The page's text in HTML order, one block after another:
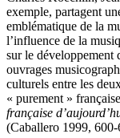
exemple, partagent
emblématique de la
l’influence de la
sur le développement
ouvrages
culturels entre les
« purement »
française
(Caballero 1999,